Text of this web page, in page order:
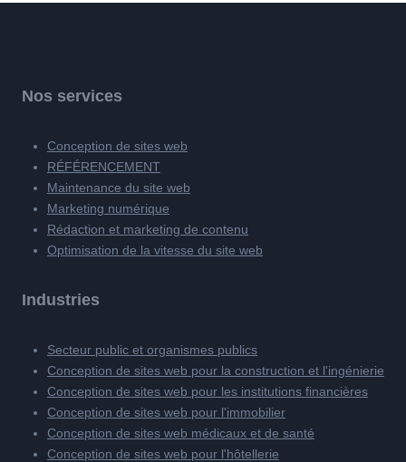
Nos services
Conception de sites web
RÉFÉRENCEMENT
Maintenance du site web
Marketing numérique
Rédaction et marketing de contenu
Optimisation de la vitesse du site web
Industries
Secteur public et organismes publics
Conception de sites web pour la construction et l'ingénierie
Conception de sites web pour les institutions financières
Conception de sites web pour l'immobilier
Conception de sites web médicaux et de santé
Conception de sites web pour l'hôtellerie